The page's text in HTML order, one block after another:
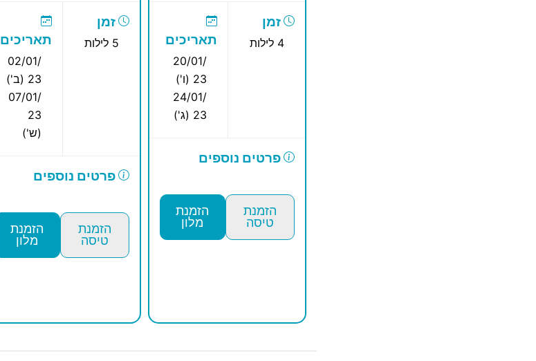
זמן
4 לילות תאריכים
20/01/
23 (ו')
24/01/
23 (ג')
פרטים נוספים
הזמנת
טיסה
הזמנת
מלון
זמן
5 לילות תאריכים
02/01/
23 (ב')
07/01/
23
(ש')
פרטים נוספים
הזמנת
טיסה
הזמנת
מלון